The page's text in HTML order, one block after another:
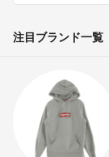
注目ブランド一覧